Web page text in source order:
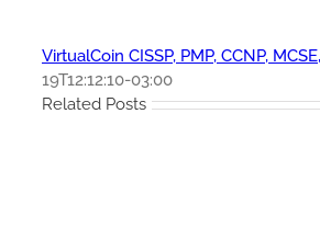
VirtualCoin CISSP, PMP, CCNP,
19T12:12:10-03:00
Related Posts